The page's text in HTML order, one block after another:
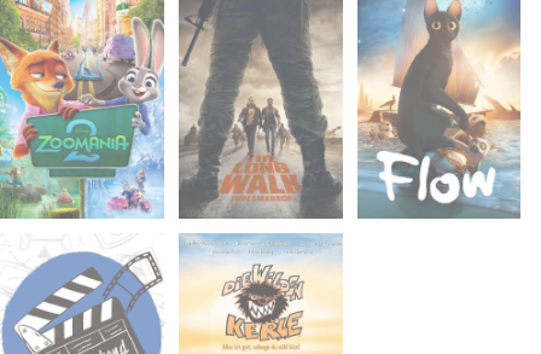
Do. 25.06.2026
18:30
Phil D -
Universität
Do. 02.07.2026
18:30
Phil D -
Universität
Do. 09.07.2026
18:30
Phil D -
Universität
Do. 09.07.2026
20:30
Do. 16.07.2026
18:30